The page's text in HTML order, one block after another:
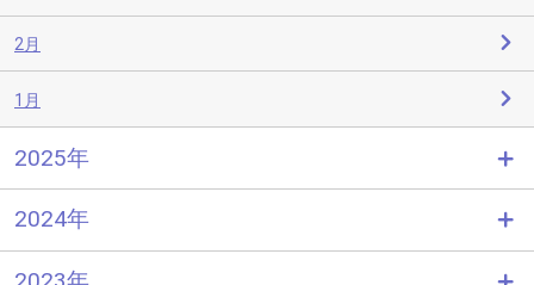
2月
1月
2025年
2024年